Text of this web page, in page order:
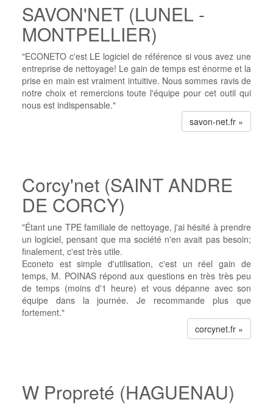
SAVON'NET (LUNEL -
MONTPELLIER)
"ECONETO c'est LE logiciel de référence si vous avez une
entreprise de nettoyage! Le gain de temps est énorme et la
prise en main est vraiment intuitive. Nous sommes ravis de
notre choix et remercions toute l'équipe pour cet outil qui
nous est indispensable."
savon-net.fr »
Corcy'net (SAINT ANDRE
DE CORCY)
"Étant une TPE familiale de nettoyage, j'ai hésité à prendre
un logiciel, pensant que ma société n'en avait pas besoin;
finalement, c'est très utile.
Econeto est simple d'utilisation, c'est un réel gain de
temps, M. POINAS répond aux questions en très très peu
de temps (moins d'1 heure) et vous dépanne avec son
équipe dans la journée. Je recommande plus que
fortement."
corcynet.fr »
W Propreté (HAGUENAU)